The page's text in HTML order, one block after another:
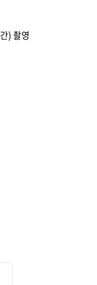
) 촬영